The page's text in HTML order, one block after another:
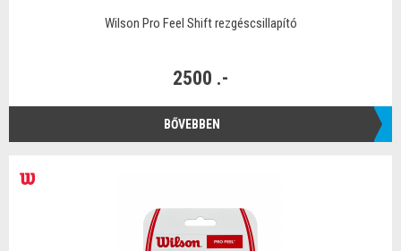
Wilson Pro Feel Shift rezgéscsillapító
2500 .-
BŐVEBBEN